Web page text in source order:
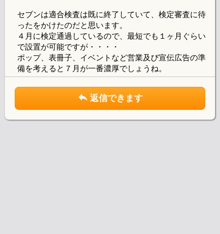
セブンは適合検査は既に終了していて、検定審査に待
ったをかけたのだと思います。
４月に検定通過しているので、最短でも１ヶ月ぐらい
で設置が可能ですが・・・・
ポップ、表冊子、イベントなど営業及び宣伝広告の準
備を考えると７月が一番濃厚でしょうね。
返信できます